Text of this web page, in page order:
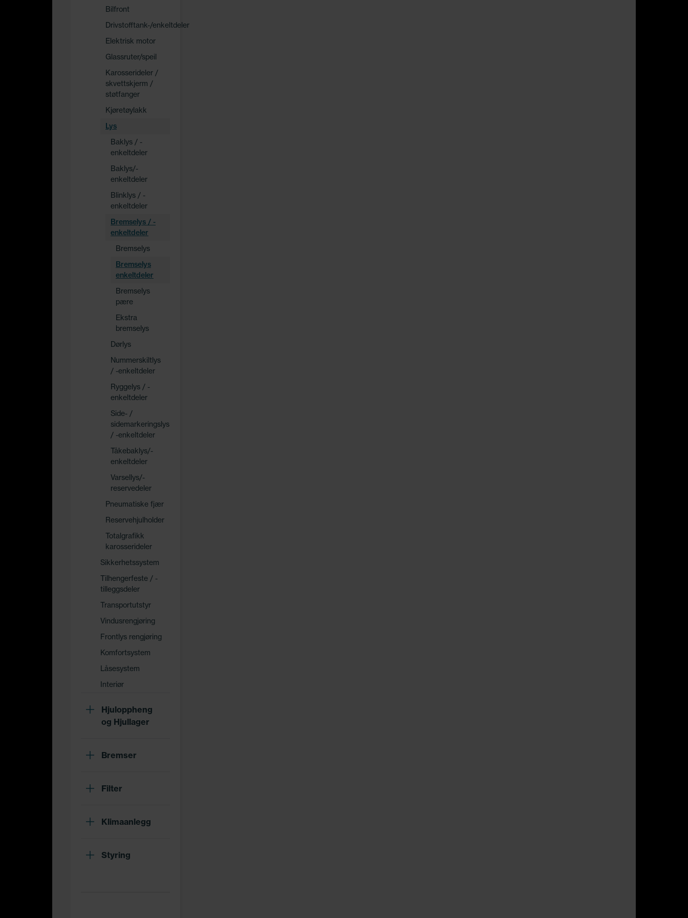
Bilfront
Drivstofftank-/enkeltdeler
Elektrisk motor
Glassruter/speil
Karosserideler /
skvettskjerm /
støtfanger
Kjøretøylakk
Lys
Baklys / -
enkeltdeler
Baklys/-
enkeltdeler
Blinklys / -
enkeltdeler
Bremselys / -
enkeltdeler
Bremselys
Bremselys
enkeltdeler
Bremselys
pære
Ekstra
bremselys
Dørlys
Nummerskiltlys
/ -enkeltdeler
Ryggelys / -
enkeltdeler
Side- /
sidemarkeringslys
/ -enkeltdeler
Tåkebaklys/-
enkeltdeler
Varsellys/-
reservedeler
Pneumatiske fjær
Reservehjulholder
Totalgrafikk
karosserideler
Sikkerhetssystem
Tilhengerfeste / -
tilleggsdeler
Transportutstyr
Vindusrengjøring
Frontlys rengjøring
Komfortsystem
Låsesystem
Interiør
Hjuloppheng
og Hjullager
Bremser
Filter
Klimaanlegg
Styring